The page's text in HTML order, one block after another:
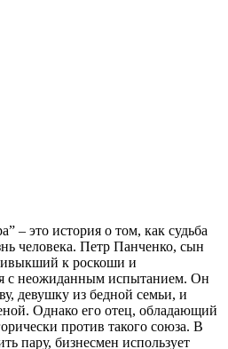
– это история о том, как судьба
человека. Петр Панченко, сын
к роскоши и
с неожиданным испытанием. Он
девушку из бедной семьи, и
Однако его отец, обладающий
против такого союза. В
пару, бизнесмен использует